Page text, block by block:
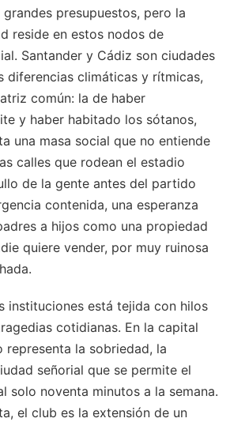
presupuestos, pero la
reside en estos nodos de
Santander y Cádiz son ciudades
diferencias climáticas y rítmicas,
común: la de haber
y haber habitado los sótanos,
una masa social que no entiende
calles que rodean el estadio
de la gente antes del partido
contenida, una esperanza
a hijos como una propiedad
quiere vender, por muy ruinosa
instituciones está tejida con hilos
cotidianas. En la capital
representa la sobriedad, la
señorial que se permite el
solo noventa minutos a la semana.
el club es la extensión de un